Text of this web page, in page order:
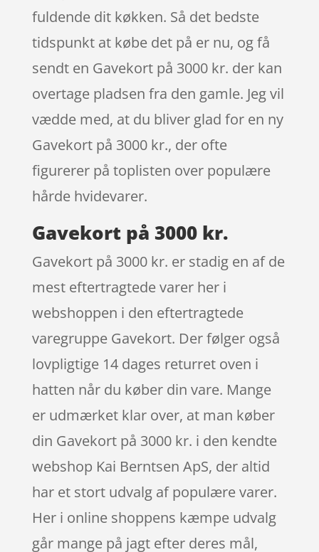
fuldende dit køkken. Så det bedste
tidspunkt at købe det på er nu, og få
sendt en Gavekort på 3000 kr. der kan
overtage pladsen fra den gamle. Jeg vil
vædde med, at du bliver glad for en ny
Gavekort på 3000 kr., der ofte
figurerer på toplisten over populære
hårde hvidevarer.
Gavekort på 3000 kr.
Gavekort på 3000 kr. er stadig en af de
mest eftertragtede varer her i
webshoppen i den eftertragtede
varegruppe Gavekort. Der følger også
lovpligtige 14 dages returret oven i
hatten når du køber din vare. Mange
er udmærket klar over, at man køber
din Gavekort på 3000 kr. i den kendte
webshop Kai Berntsen ApS, der altid
har et stort udvalg af populære varer.
Her i online shoppens kæmpe udvalg
går mange på jagt efter deres mål,